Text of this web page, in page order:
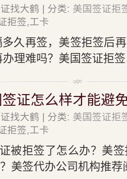
找大鹤 | 分类: 美国签证拒
拒签,工卡
久再签，美签拒签后
理难吗？美国签证拒
证怎么样才能避
找大鹤 | 分类: 美国签证拒
拒签,工卡
被拒签了怎么办？美
美签代办公司机构推